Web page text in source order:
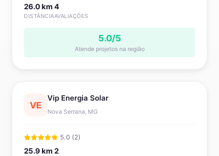
26.0 km
DISTÂNCIA
4
AVALIAÇÕES
5.0/5
Atende projetos na região
VE
Vip Energia Solar
Nova Serrana, MG
5.0 (2)
25.9 km 2